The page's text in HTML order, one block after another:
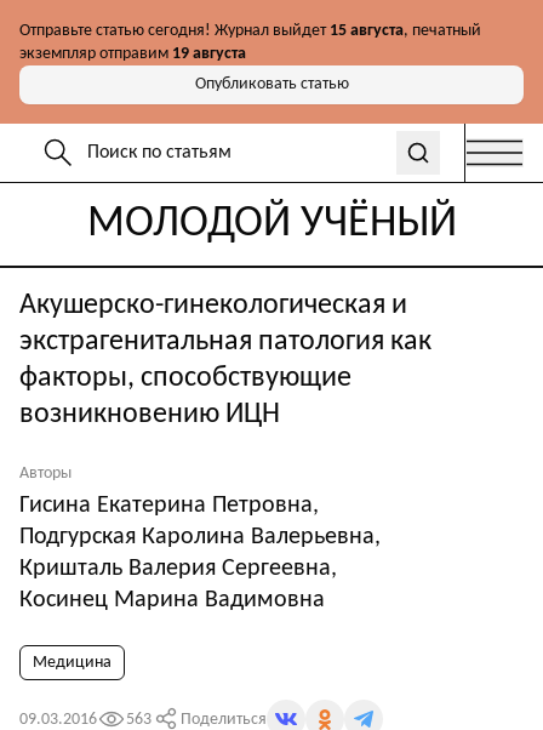
Отправьте статью сегодня! Журнал выйдет 15 августа, печатный
экземпляр отправим 19 августа
Опубликовать статью
МОЛОДОЙ УЧЁНЫЙ
Акушерско-гинекологическая и
экстрагенитальная патология как
факторы, способствующие
возникновению ИЦН
Авторы
Гисина Екатерина Петровна,
Подгурская Каролина Валерьевна,
Кришталь Валерия Сергеевна,
Косинец Марина Вадимовна
Медицина
09.03.2016 563 Поделиться